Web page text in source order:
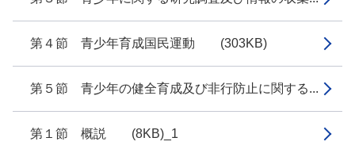
第４節 青少年育成国民運動 (303KB)
第５節 青少年の健全育成及び非行防止に関する...
第１節 概説 (8KB)_1